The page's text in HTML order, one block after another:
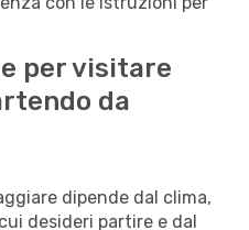
per visitare
da
dipende dal clima,
desideri partire e dal